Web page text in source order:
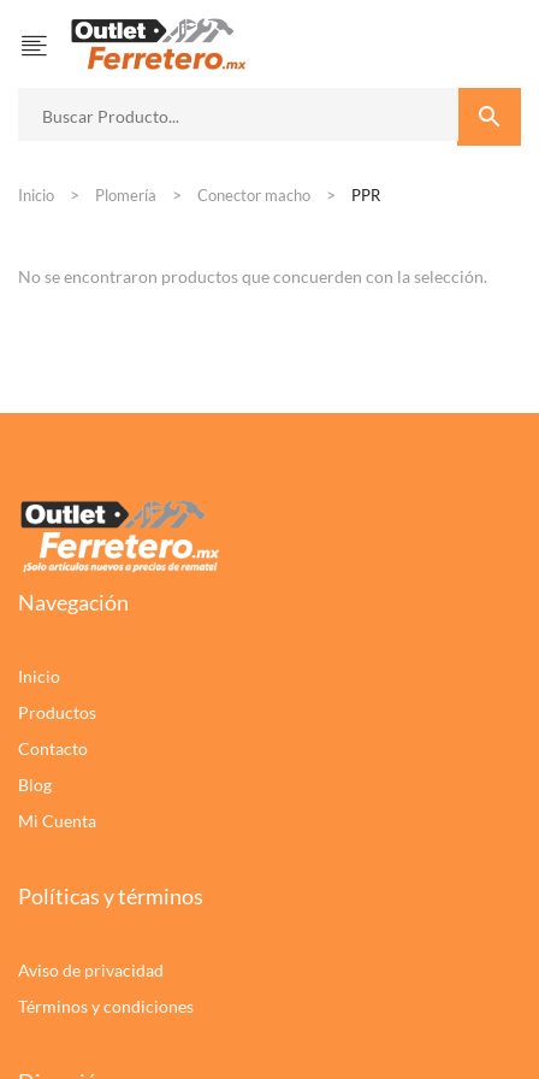
Inicio Plomería Conector macho PPR
No se encontraron productos que concuerden con la selección.
Navegación
Inicio
Productos
Contacto
Blog
Mi Cuenta
Políticas y términos
Aviso de privacidad
Términos y condiciones